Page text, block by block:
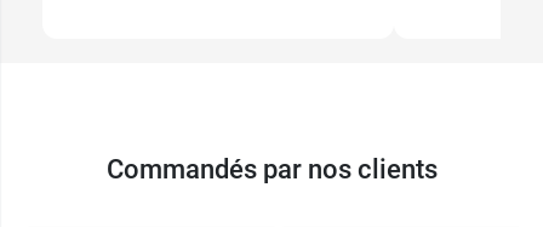
Commandés par nos clients